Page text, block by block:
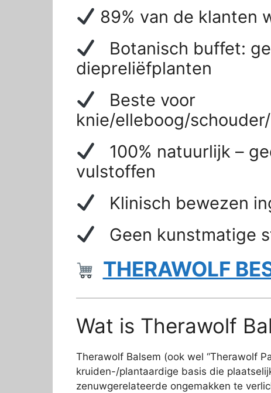
89% van de klanten
Botanisch buffet:
diepreliëfplanten
Beste voor
knie/elleboog/
100% natuurlijk –
vulstoffen
Klinisch bewezen
Geen kunstmatige
THERAWOLF
Wat is Therawolf
Therawolf Balsem (ook wel “Therawolf
kruiden-/plantaardige basis die
zenuwgerelateerde ongemakken te